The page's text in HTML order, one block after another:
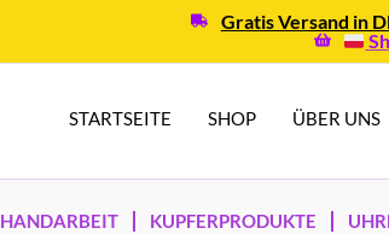
Gratis Versand in
STARTSEITE SHOP ÜBER UNS
HANDARBEIT KUPFERPRODUKTE